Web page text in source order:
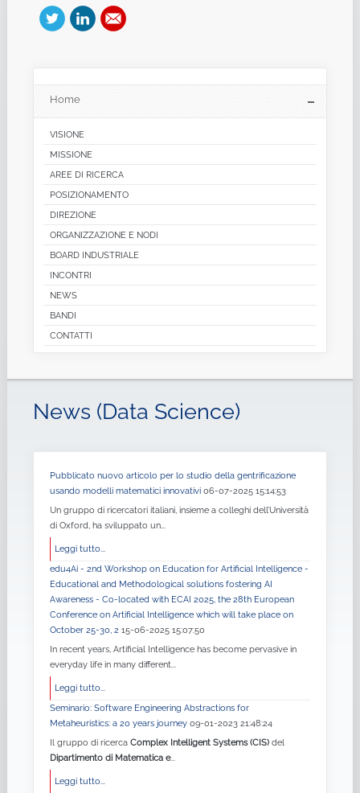
Home
VISIONE
MISSIONE
AREE DI RICERCA
POSIZIONAMENTO
DIREZIONE
ORGANIZZAZIONE E NODI
BOARD INDUSTRIALE
INCONTRI
NEWS
BANDI
CONTATTI
News (Data Science)
Pubblicato nuovo articolo per lo studio della gentrificazione
usando modelli matematici innovativi 06-07-2025 15:14:53
Un gruppo di ricercatori italiani, insieme a colleghi dell’Università
di Oxford, ha sviluppato un...
Leggi tutto...
edu4Ai - 2nd Workshop on Education for Artificial Intelligence -
Educational and Methodological solutions fostering AI
Awareness - Co-located with ECAI 2025, the 28th European
Conference on Artificial Intelligence which will take place on
October 25-30, 2 15-06-2025 15:07:50
In recent years, Artificial Intelligence has become pervasive in
everyday life in many different...
Leggi tutto...
Seminario: Software Engineering Abstractions for
Metaheuristics: a 20 years journey 09-01-2023 21:48:24
Il gruppo di ricerca Complex Intelligent Systems (CIS)del
Dipartimento di Matematica e...
Leggi tutto...